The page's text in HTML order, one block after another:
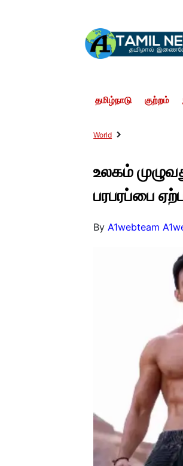
தமிழ்நாடு குற்றம்
World
உலகம்
பரபரப்பை
ByA1webteam